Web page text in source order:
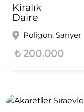
Kiralık
Daire
Poligon, Sarıyer
₺ 200.000